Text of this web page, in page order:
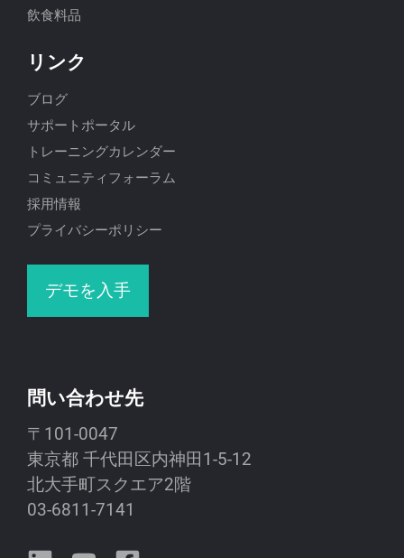
問い合わせ先
〒101-0047
東京都 千代田区内神田1-5-12
北大手町スクエア2階
03-6811-7141
飲食料品
リンク
ブログ
サポートポータル
トレーニングカレンダー
コミュニティフォーラム
採用情報
プライバシーポリシー
デモを入手